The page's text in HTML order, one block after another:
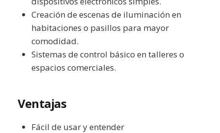
Creación de escenas de iluminación en
habitaciones o pasillos para mayor
comodidad.
Sistemas de control básico en talleres o
espacios comerciales.
Ventajas
Fácil de usar y entender